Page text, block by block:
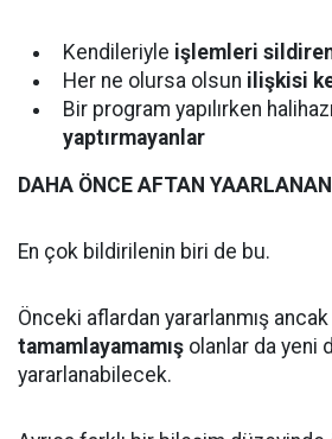
Kendileriyle işlemleri
Her ne olursa olsun ilişkisi
Bir program yapılırken
yaptırmayanlar
DAHA ÖNCE AFTAN
En çok bildirilenin biri de bu.
Önceki aflardan yararlanmış
tamamlayamamış olanlar da yeni
yararlanabilecek.